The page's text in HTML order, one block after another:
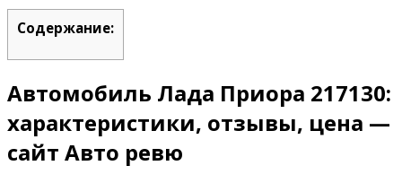
Содержание:
Автомобиль Лада Приора 217130:
характеристики, отзывы, цена —
сайт Авто ревю